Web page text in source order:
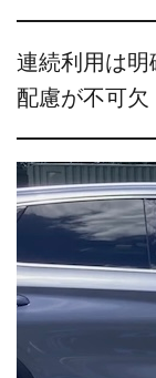
連続利用は明
配慮が不可欠